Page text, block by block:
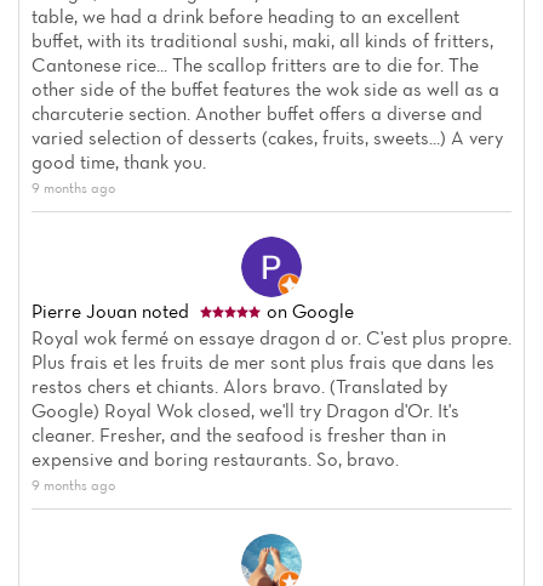
table, we had a drink before heading to an excellent
buffet, with its traditional sushi, maki, all kinds of fritters,
Cantonese rice... The scallop fritters are to die for. The
other side of the buffet features the wok side as well as a
charcuterie section. Another buffet offers a diverse and
varied selection of desserts (cakes, fruits, sweets...) A very
good time, thank you.
9 months ago
Pierre Jouan noted
on Google
Royal wok fermé on essaye dragon d or. C'est plus propre.
Plus frais et les fruits de mer sont plus frais que dans les
restos chers et chiants. Alors bravo. (Translated by
Google) Royal Wok closed, we'll try Dragon d'Or. It's
cleaner. Fresher, and the seafood is fresher than in
expensive and boring restaurants. So, bravo.
9 months ago
Home
Menu
Reviews